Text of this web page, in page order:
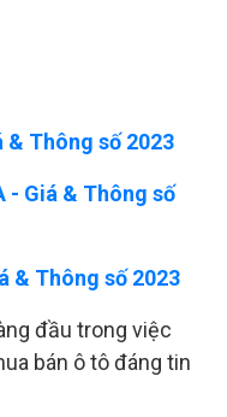
& Thông số 2023
- Giá & Thông số
& Thông số 2023
đầu trong việc
bán ô tô đáng tin